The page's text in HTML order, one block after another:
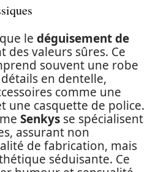
le déguisement de
des valeurs sûres. Ce
souvent une robe
en dentelle,
comme une
une casquette de police.
Senkys se spécialisent
assurant non
de fabrication, mais
séduisante. Ce